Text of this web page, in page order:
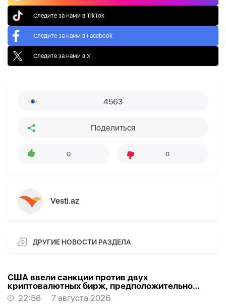
Следите за нами в TikTok
Следите за нами в Facebook
Следите за нами в X
4563
Поделиться
0 0
Vesti.az
ДРУГИЕ НОВОСТИ РАЗДЕЛА
США ввели санкции против двух
криптовалютных бирж, предположительно
оказывавших финансовую помощь Ирану
22:58
7 августа 2026